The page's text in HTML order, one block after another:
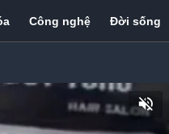
Công nghệ Đời sống